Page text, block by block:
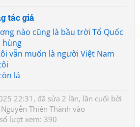
tác giả
nào cũng là bầu trời Tổ Quốc
hùng
vẫn muốn là người Việt Nam
lá
22:31, đã sửa 2 lần, lần cuối bởi
Thiên Thành vào
lượt xem: 390